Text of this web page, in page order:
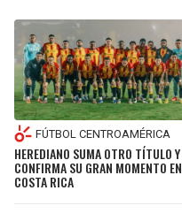
FÚTBOL CENTROAMÉRICA
HEREDIANO SUMA OTRO TÍTULO Y
CONFIRMA SU GRAN MOMENTO EN
COSTA RICA